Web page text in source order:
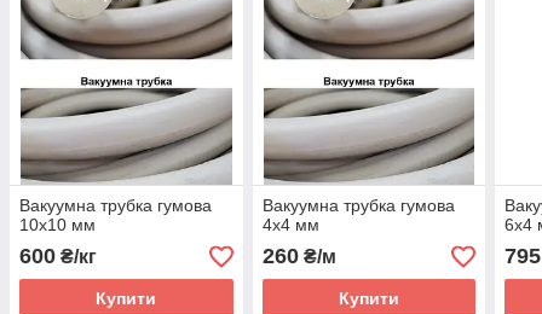
Вакуумна трубка гумова
10х10 мм
600 ₴/кг
Купити
Вакуумна трубка гумова
4х4 мм
260₴/м
Купити
6х4
795